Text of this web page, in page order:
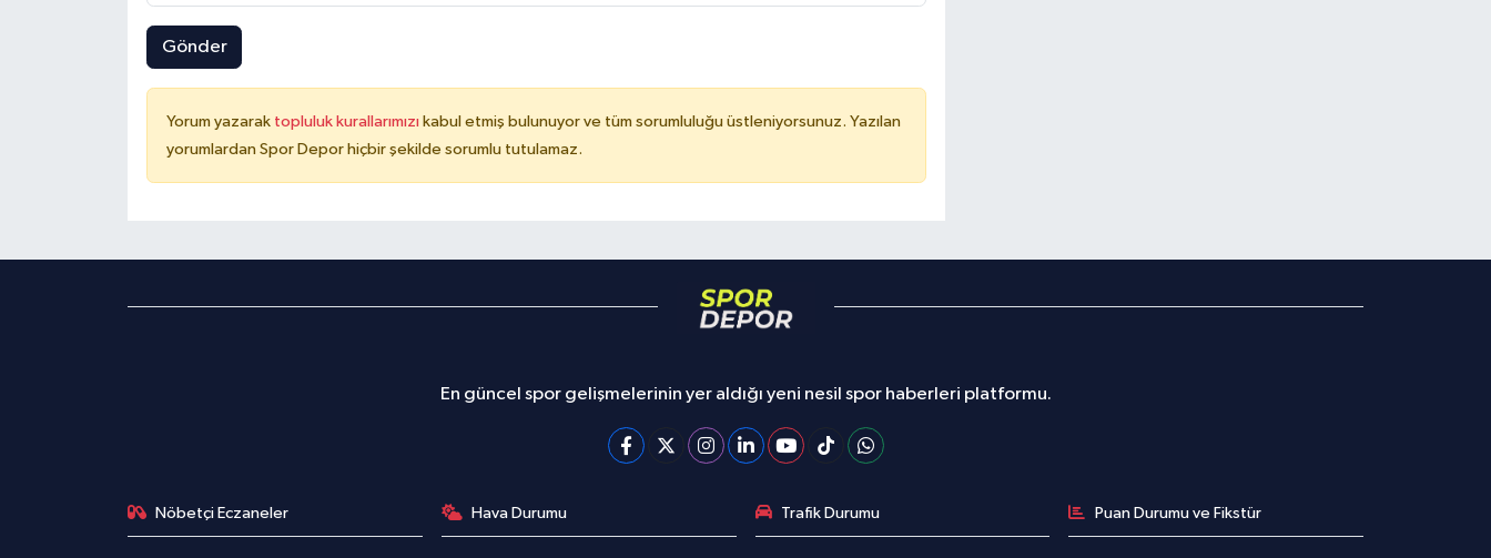
Gönder
Yorum yazarak topluluk kurallarımızı kabul etmiş bulunuyor ve tüm sorumluluğu üstleniyorsunuz. Yazılan
yorumlardan Spor Depor hiçbir şekilde sorumlu tutulamaz.
En güncel spor gelişmelerinin yer aldığı yeni nesil spor haberleri platformu.
Nöbetçi Eczaneler Hava Durumu Trafik Durumu Puan Durumu ve Fikstür